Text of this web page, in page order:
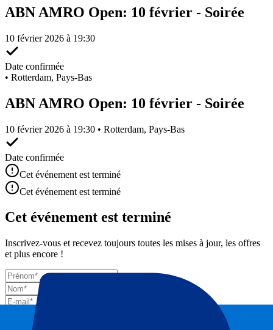
ABN AMRO Open: 10 février - Soirée
10 février 2026 à 19:30
Date confirmée
• Rotterdam, Pays-Bas
ABN AMRO Open: 10 février - Soirée
10 février 2026 à 19:30 • Rotterdam, Pays-Bas
Date confirmée
Cet événement est terminé
Cet événement est terminé
Cet événement est terminé
Inscrivez-vous et recevez toujours toutes les mises à jour, les offres
et plus encore !
Envoyer